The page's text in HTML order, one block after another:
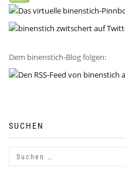
Dem binenstich-Blog folgen:
SUCHEN